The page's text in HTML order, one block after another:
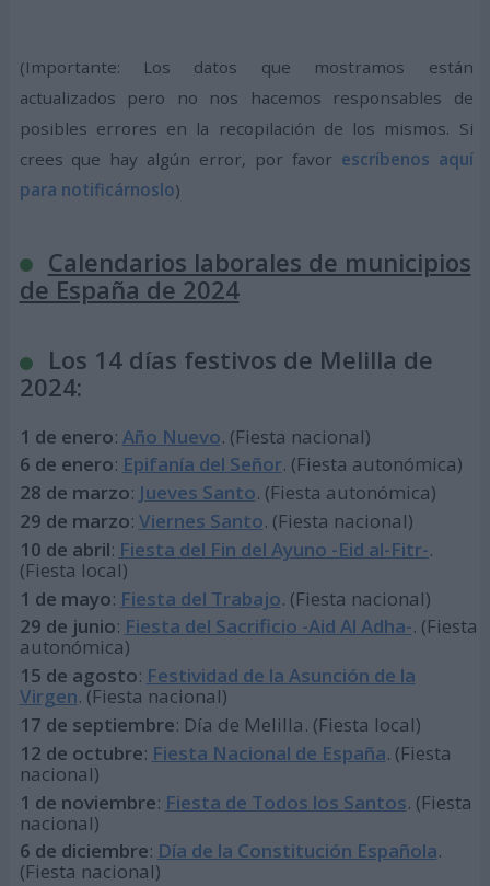
(Importante: Los datos que mostramos están
actualizados pero no nos hacemos responsables de
posibles errores en la recopilación de los mismos. Si
crees que hay algún error, por favor escríbenos aquí
para notificárnoslo)
Calendarios laborales de municipios
de España de 2024
Los 14 días festivos de Melilla de
2024:
1 de enero: Año Nuevo. (Fiesta nacional)
6 de enero: Epifanía del Señor. (Fiesta autonómica)
28 de marzo: Jueves Santo. (Fiesta autonómica)
29 de marzo: Viernes Santo. (Fiesta nacional)
10 de abril: Fiesta del Fin del Ayuno -Eid al-Fitr-.
(Fiesta local)
1 de mayo: Fiesta del Trabajo. (Fiesta nacional)
29 de junio: Fiesta del Sacrificio -Aid Al Adha-. (Fiesta
autonómica)
15 de agosto: Festividad de la Asunción de la
Virgen. (Fiesta nacional)
17 de septiembre: Día de Melilla. (Fiesta local)
12 de octubre: Fiesta Nacional de España. (Fiesta
nacional)
1 de noviembre: Fiesta de Todos los Santos. (Fiesta
nacional)
6 de diciembre: Día de la Constitución Española.
(Fiesta nacional)